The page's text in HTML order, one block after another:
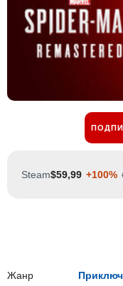
Steam$59,99 +100%
Жанр